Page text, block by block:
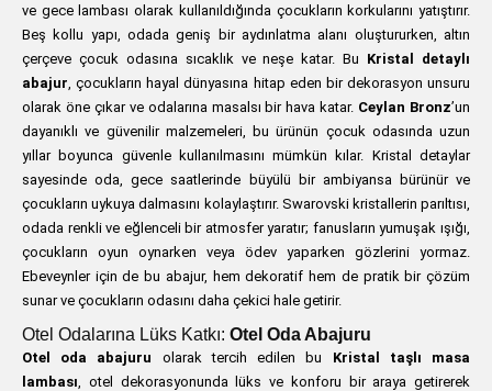
ve gece lambası olarak kullanıldığında çocukların korkularını yatıştırır.
Beş kollu yapı, odada geniş bir aydınlatma alanı oluştururken, altın
çerçeve çocuk odasına sıcaklık ve neşe katar. Bu Kristal detaylı
abajur, çocukların hayal dünyasına hitap eden bir dekorasyon unsuru
olarak öne çıkar ve odalarına masalsı bir hava katar. Ceylan Bronz’un
dayanıklı ve güvenilir malzemeleri, bu ürünün çocuk odasında uzun
yıllar boyunca güvenle kullanılmasını mümkün kılar. Kristal detaylar
sayesinde oda, gece saatlerinde büyülü bir ambiyansa bürünür ve
çocukların uykuya dalmasını kolaylaştırır. Swarovski kristallerin parıltısı,
odada renkli ve eğlenceli bir atmosfer yaratır; fanusların yumuşak ışığı,
çocukların oyun oynarken veya ödev yaparken gözlerini yormaz.
Ebeveynler için de bu abajur, hem dekoratif hem de pratik bir çözüm
sunar ve çocukların odasını daha çekici hale getirir.
Otel Odalarına Lüks Katkı: Otel Oda Abajuru
Otel oda abajuru olarak tercih edilen bu Kristal taşlı masa
lambası, otel dekorasyonunda lüks ve konforu bir araya getirerek